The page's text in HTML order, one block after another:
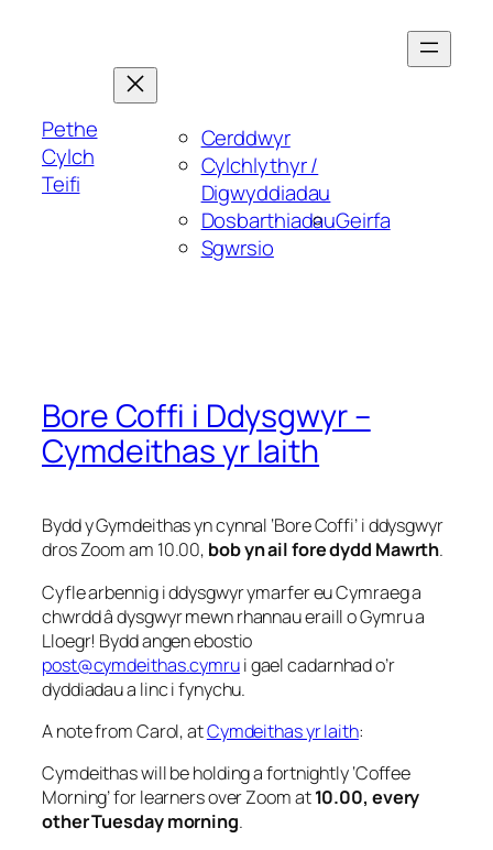
Pethe
Cylch
Teifi
Cerddwyr
Cylchlythyr /
Digwyddiadau
DosbarthiadauGeirfa
Sgwrsio
Bore Coffi i Ddysgwyr –
Cymdeithas yr Iaith
Bydd y Gymdeithas yn cynnal ‘Bore Coffi’ i ddysgwyr
dros Zoom am 10.00, bob yn ail fore dydd Mawrth.
Cyfle arbennig i ddysgwyr ymarfer eu Cymraeg a
chwrdd â dysgwyr mewn rhannau eraill o Gymru a
Lloegr! Bydd angen ebostio
post@cymdeithas.cymrui gael cadarnhad o’r
dyddiadau a linc i fynychu.
A note from Carol, atCymdeithas yr Iaith:
Cymdeithas will be holding a fortnightly ‘Coffee
Morning’ for learners over Zoom at10.00, every
other Tuesday morning.